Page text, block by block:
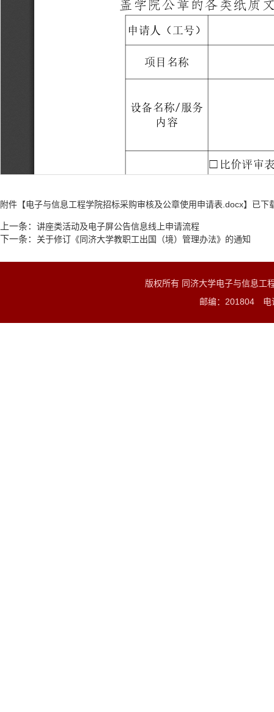
附件【电子与信息工程学院招标采购审核及公章使用申请表.docx】已下
上一条： 讲座类活动及电子屏公告信息线上申请流程
下一条： 关于修订《同济大学教职工出国（境）管理办法》的通知
版权所有 同济大学电子与信息
邮编：201804